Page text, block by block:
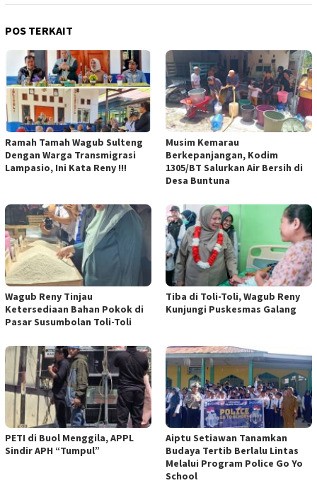
POS TERKAIT
Ramah Tamah Wagub Sulteng
Dengan Warga Transmigrasi
Lampasio, Ini Kata Reny !!!
Musim Kemarau
Berkepanjangan, Kodim
1305/BT Salurkan Air Bersih di
Desa Buntuna
Wagub Reny Tinjau
Ketersediaan Bahan Pokok di
Pasar Susumbolan Toli-Toli
Tiba di Toli-Toli, Wagub Reny
Kunjungi Puskesmas Galang
PETI di Buol Menggila, APPL
Sindir APH “Tumpul”
Aiptu Setiawan Tanamkan
Budaya Tertib Berlalu Lintas
Melalui Program Police Go Yo
School